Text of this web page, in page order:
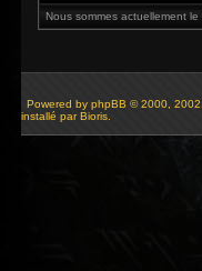
Nous sommes actuellement
Powered by phpBB © 2000,
installé par Bioris.